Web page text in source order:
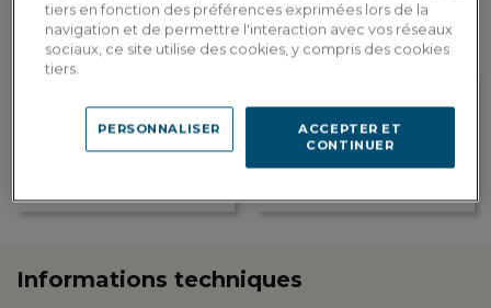
Fidelité récompensée
Gagnez 43 points de fidélité, soit
Personnalisation en
Informations techniques
tiers en fonction des préférences exprimées lors de la
navigation et de permettre l'interaction avec vos réseaux
sociaux, ce site utilise des cookies, y compris des cookies
tiers.
ACCEPTER ET
CONTINUER
PERSONNALISER